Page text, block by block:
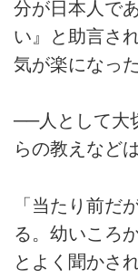
分が日本人で
い』と助言さ
気が楽になった
──人として大
らの教えなどは
「当たり前だ
る。幼いころ
とよく聞かさ